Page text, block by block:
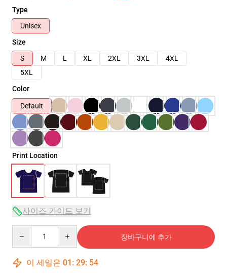
Type
Unisex
Size
S
M L XL 2XL 3XL
4XL
5XL
Color
Default
Print Location
사이즈 가이드 보기
장바구니에 추가
이 세일은 01 : 29: 54